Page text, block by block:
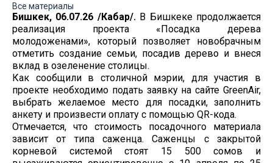
Все материалы
Бишкек, 06.07.26 /Кабар/.В Бишкеке продолжается
реализация проекта «Посадка дерева
молодоженами», который позволяет новобрачным
отметить создание семьи, посадив дерево и внеся
вклад в озеленение столицы.
Как сообщили в столичной мэрии, для участия в
проекте необходимо подать заявку на сайте GreenAir,
выбрать желаемое место для посадки, заполнить
анкету и произвести оплату с помощью QR-кода.
Отмечается, что стоимость посадочного материала
зависит от типа саженца. Саженцы с закрытой
корневой системой стоят 15 500 сомов и